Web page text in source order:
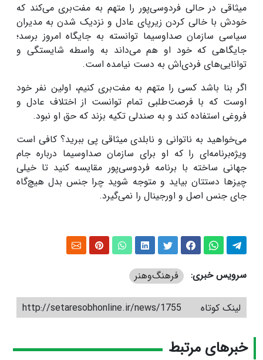
میثاقی در حالی فردوسی‌پور را متهم به مفت‌بری می‌کند که
خودش با خالی کردن زیرپای عادل و نزدیک شدن به مدیران
سیاسی سازمان صداوسیما توانسته به جایگاه امروز برسد؛
جایگاهی که خود او هم می‌داند به واسطه شایستگی و
توانایی‌های فردی‌اش به دست نیامده است.
اگر بنا باشد کسی را متهم به مفت‌بری کنیم، اولین نفر خود
اوست که با فرصت‌طلبی تمام توانست از اختلاف عادل و
فروغی استفاده کند و به صندلی تکیه بزند که حق او نبود.
می‌خواهید به ناتوانی و نابلدی میثاقی پی ببرید؟ کافی است
ویژه‌برنامه‌ای را که او برای سازمان صداوسیما درباره جام
جهانی ساخته با برنامه فردوسی‌پور مقایسه کنید تا خیلی
چیز‌ها دستتان بیاید و متوجه شوید چرا جنس بدل هیچ‌گاه
جای جنس اصل و اورجینال را نمی‌گیرد.
سرویس خبری: فرهنگ‌و‌هنر
لینک کوتاه http://setaresobhonline.ir/news/1755
خبرهای مرتبط